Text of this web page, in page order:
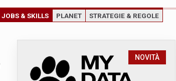
JOBS & SKILLS PLANET STRATEGIE & REGOLE
NOVITÀ